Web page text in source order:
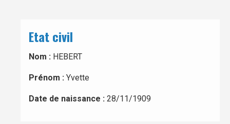
Etat civil
Nom : HEBERT
Prénom : Yvette
Date de naissance : 28/11/1909